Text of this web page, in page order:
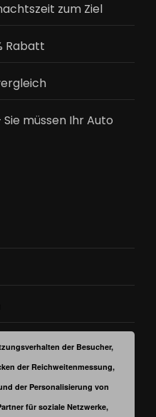
zum Ziel
Rabatt
müssen Ihr Auto
der Besucher,
der Reichweitenmessung,
der Personalisierung von
für soziale Netzwerke,